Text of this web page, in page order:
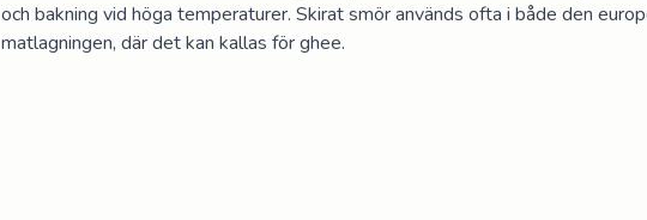
och bakning vid höga temperaturer. Skirat smör används ofta i både den
matlagningen, där det kan kallas för ghee.